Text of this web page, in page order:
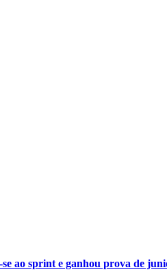
se ao sprint e ganhou prova de